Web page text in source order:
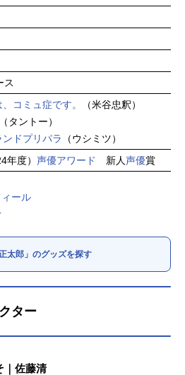
ス
コミュ症です。
（米谷忠釈）
タントー）
ドプリパラ
（ウシミツ）
年度） 声優アワード 新人声優賞
ィール
正太郎」のグッズを探す
ター
｜佐藤清